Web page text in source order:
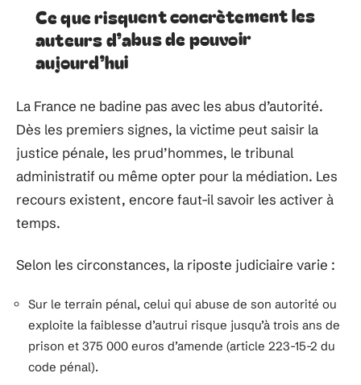
Ce que risquent concrètement les
auteurs d’abus de pouvoir
aujourd’hui
La France ne badine pas avec les abus d’autorité.
Dès les premiers signes, la victime peut saisir la
justice pénale, les prud’hommes, le tribunal
administratif ou même opter pour la médiation. Les
recours existent, encore faut-il savoir les activer à
temps.
Selon les circonstances, la riposte judiciaire varie :
Sur le terrain pénal, celui qui abuse de son autorité ou
exploite la faiblesse d’autrui risque jusqu’à trois ans de
prison et 375 000 euros d’amende (article 223-15-2 du
code pénal).